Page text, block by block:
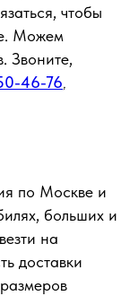
чтобы
Можем
Звоните,
46-76,
по Москве и
больших и
на
доставки